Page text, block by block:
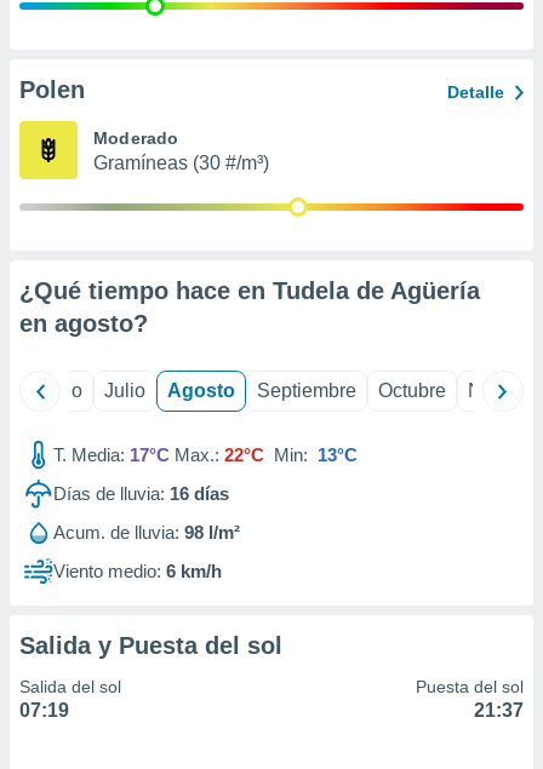
e
publicidad
Polen Detalle
Moderado
Gramíneas (30 #/m³)
¿Qué tiempo hace en Tudela de Agüería
en agosto?
Junio Julio Agosto Septiembre Octubre
T. Media: 17°C Max.: 22°C Min: 13°C
Días de lluvia: 16 días
Acum. de lluvia: 98 l/m²
Viento medio: 6 km/h
Salida y Puesta del sol
Salida del sol
07:19
Puesta del sol
21:37